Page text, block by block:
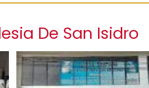
De San Isidro